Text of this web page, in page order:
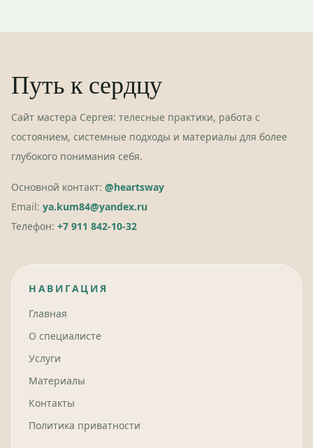
Путь к сердцу
Сайт мастера Сергея: телесные практики, работа с
состоянием, системные подходы и материалы для более
глубокого понимания себя.
Основной контакт: @heartsway
Email: ya.kum84@yandex.ru
Телефон: +7 911 842-10-32
НАВИГАЦИЯ
Главная
О специалисте
Услуги
Материалы
Контакты
Политика приватности